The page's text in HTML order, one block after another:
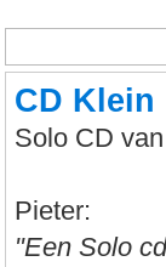
CD Klein
Solo CD
Pieter:
"Een Solo